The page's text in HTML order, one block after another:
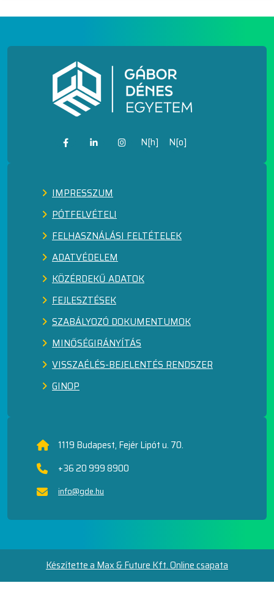
N[h] N[o]
IMPRESSZUM
PÓTFELVÉTELI
FELHASZNÁLÁSI FELTÉTELEK
ADATVÉDELEM
KÖZÉRDEKŰ ADATOK
FEJLESZTÉSEK
SZABÁLYOZÓ DOKUMENTUMOK
MINŐSÉGIRÁNYÍTÁS
VISSZAÉLÉS-BEJELENTÉS RENDSZER
GINOP
1119 Budapest, Fejér Lipót u. 70.
+36 20 999 8900
info@gde.hu
Készítette a Max & Future Kft. Online csapata